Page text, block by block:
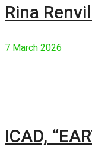
Rina
7 March 2026
ICAD,